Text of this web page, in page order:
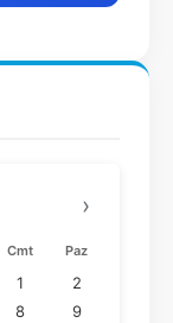
›
Cmt Paz
1
2
8
9